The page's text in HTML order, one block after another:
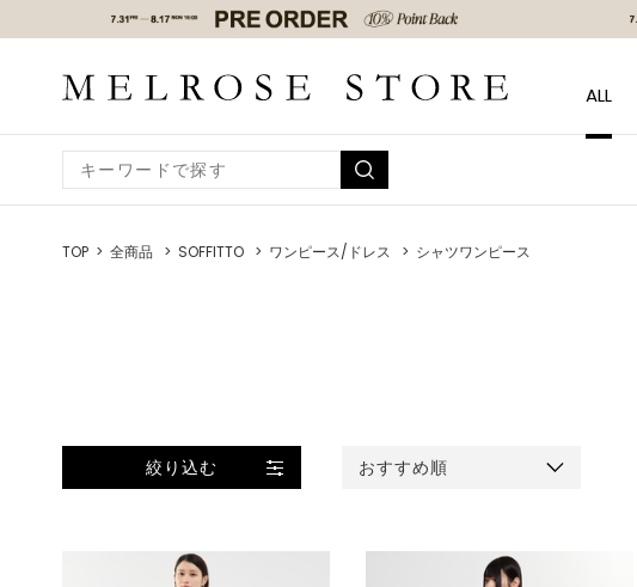
ALL
TOP 全商品 SOFFITTO ワンピース/ドレス シャツワンピース
絞り込む おすすめ順